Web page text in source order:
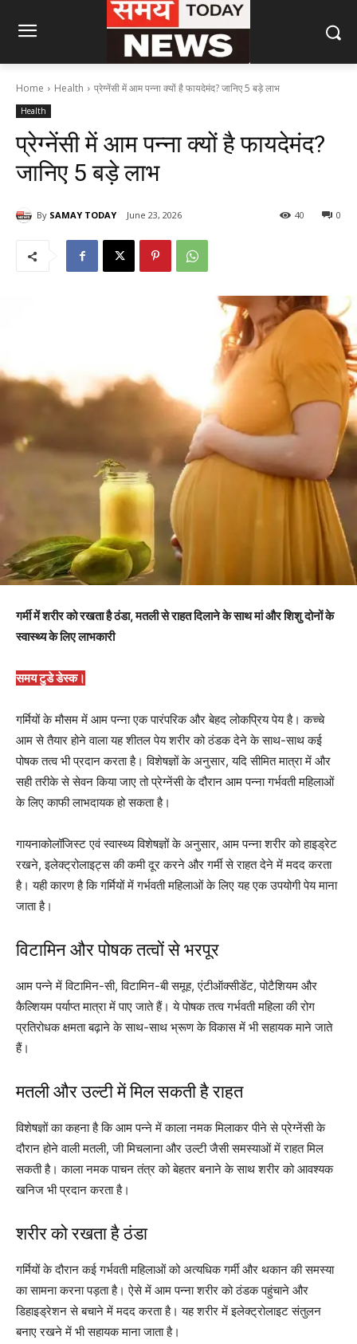
Home Health प्रेग्नेंसी में आम पन्ना क्यों है फायदेमंद? जानिए 5 बड़े लाभ
Health
प्रेग्नेंसी में आम पन्ना क्यों है फायदेमंद?
जानिए 5 बड़े लाभ
By SAMAY TODAY June 23, 2026 0
40
गर्मी में शरीर को रखता है ठंडा, मतली से राहत दिलाने के साथ मां और शिशु दोनों के
स्वास्थ्य के लिए लाभकारी
समय टुडे डेस्क।
गर्मियों के मौसम में आम पन्ना एक पारंपरिक और बेहद लोकप्रिय पेय है। कच्चे
आम से तैयार होने वाला यह शीतल पेय शरीर को ठंडक देने के साथ-साथ कई
पोषक तत्व भी प्रदान करता है। विशेषज्ञों के अनुसार, यदि सीमित मात्रा में और
सही तरीके से सेवन किया जाए तो प्रेग्नेंसी के दौरान आम पन्ना गर्भवती महिलाओं
के लिए काफी लाभदायक हो सकता है।
गायनाकोलॉजिस्ट एवं स्वास्थ्य विशेषज्ञों के अनुसार, आम पन्ना शरीर को हाइड्रेट
रखने, इलेक्ट्रोलाइट्स की कमी दूर करने और गर्मी से राहत देने में मदद करता
है। यही कारण है कि गर्मियों में गर्भवती महिलाओं के लिए यह एक उपयोगी पेय माना
जाता है।
विटामिन और पोषक तत्वों से भरपूर
आम पन्ने में विटामिन-सी, विटामिन-बी समूह, एंटीऑक्सीडेंट, पोटैशियम और
कैल्शियम पर्याप्त मात्रा में पाए जाते हैं। ये पोषक तत्व गर्भवती महिला की रोग
प्रतिरोधक क्षमता बढ़ाने के साथ-साथ भ्रूण के विकास में भी सहायक माने जाते
हैं।
मतली और उल्टी में मिल सकती है राहत
विशेषज्ञों का कहना है कि आम पन्ने में काला नमक मिलाकर पीने से प्रेग्नेंसी के
दौरान होने वाली मतली, जी मिचलाना और उल्टी जैसी समस्याओं में राहत मिल
सकती है। काला नमक पाचन तंत्र को बेहतर बनाने के साथ शरीर को आवश्यक
खनिज भी प्रदान करता है।
शरीर को रखता है ठंडा
गर्मियों के दौरान कई गर्भवती महिलाओं को अत्यधिक गर्मी और थकान की समस्या
का सामना करना पड़ता है। ऐसे में आम पन्ना शरीर को ठंडक पहुंचाने और
डिहाइड्रेशन से बचाने में मदद करता है। यह शरीर में इलेक्ट्रोलाइट संतुलन
बनाए रखने में भी सहायक माना जाता है।